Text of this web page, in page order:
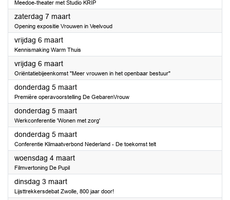
Meedoe-theater met Studio KRIP
zaterdag 7 maart2026
Opening expositie Vrouwen in Veelvoud
vrijdag 6 maart2026
Kennismaking Warm Thuis
vrijdag 6 maart2026
Oriëntatiebijeenkomst "Meer vrouwen in het openbaar bestuur"
donderdag 5 maart2026
Première operavoorstelling De GebarenVrouw
donderdag 5 maart2026
Werkconferentie 'Wonen met zorg'
donderdag 5 maart2026
Conferentie Klimaatverbond Nederland - De toekomst telt
woensdag 4 maart2026
Filmvertoning De Pupil
dinsdag 3 maart2026
Lijsttrekkersdebat Zwolle, 800 jaar door!